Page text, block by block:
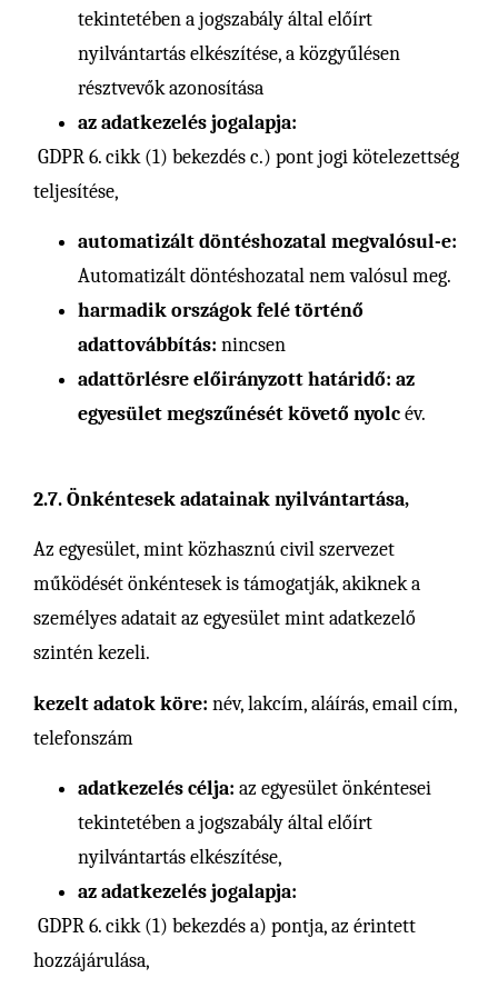
tekintetében a jogszabály által előírt
nyilvántartás elkészítése, a közgyűlésen
résztvevők azonosítása
az adatkezelés jogalapja:
GDPR 6. cikk (1) bekezdés c.) pont jogi kötelezettség
teljesítése,
automatizált döntéshozatal megvalósul-e:
Automatizált döntéshozatal nem valósul meg.
harmadik országok felé történő
adattovábbítás: nincsen
adattörlésre előirányzott határidő: az
egyesület megszűnését követő nyolcév.
2.7. Önkéntesek adatainak nyilvántartása,
Az egyesület, mint közhasznú civil szervezet
működését önkéntesek is támogatják, akiknek a
személyes adatait az egyesület mint adatkezelő
szintén kezeli.
kezelt adatok köre: név, lakcím, aláírás, email cím,
telefonszám
adatkezelés célja: az egyesület önkéntesei
tekintetében a jogszabály által előírt
nyilvántartás elkészítése,
az adatkezelés jogalapja:
GDPR 6. cikk (1) bekezdés a) pontja, az érintett
hozzájárulása,